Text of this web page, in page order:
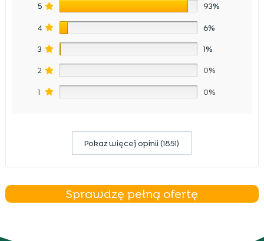
5 93%
4 6%
3 1%
2 0%
1 0%
Pokaz więcej opinii (1851)
Sprawdzę pełną ofertę